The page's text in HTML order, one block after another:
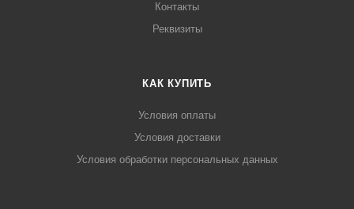
Контакты
Реквизиты
КАК КУПИТЬ
Условия оплаты
Условия доставки
Условия обработки персональных данных